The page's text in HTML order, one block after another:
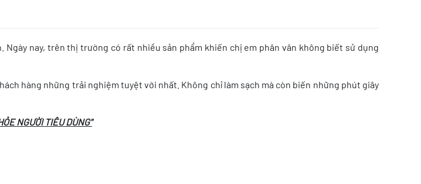
nay, trên thị trường có rất nhiều sản phẩm khiến chị em phân vân không biết sử dụng
hàng những trải nghiệm tuyệt vời nhất. Không chỉ làm sạch mà còn biến những phút giây
NGƯỜI TIÊU DÙNG"